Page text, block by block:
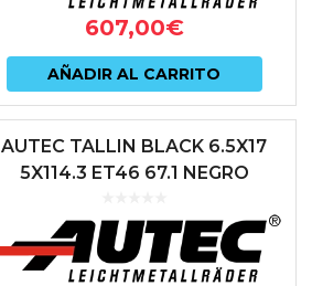
607,00€
AÑADIR AL CARRITO
AUTEC TALLIN BLACK 6.5X17
5X114.3 ET46 67.1 NEGRO